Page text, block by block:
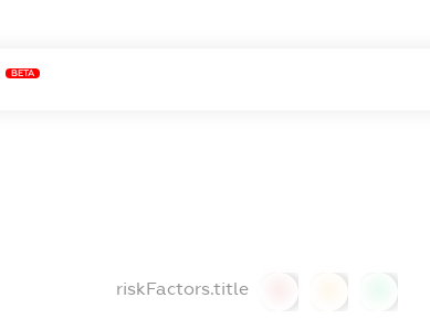
BETA
riskFactors.title